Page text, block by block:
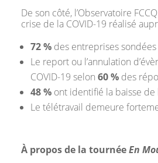
De son côté, l’Observatoire
crise de la COVID-19 réalisé
72 %des entreprises
Le report ou l’annulation
COVID-19 selon 60 %des
48 %ont identifié la baisse
Le télétravail demeure
À propos de la tournéeEn